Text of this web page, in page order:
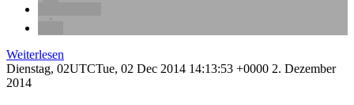
Weiterlesen
Dienstag, 02UTCTue, 02 Dec 2014 14:13:53 +0000 2. Dezember
2014